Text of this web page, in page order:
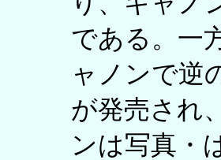
である。一
ャノンで逆
が発売され
ンは写真・